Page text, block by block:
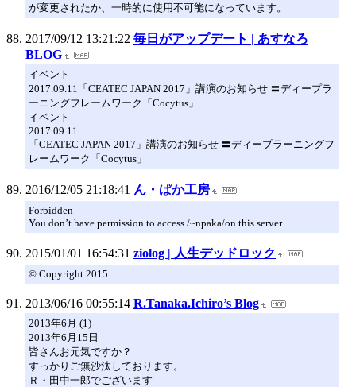
が変更されたか、一時的に使用不可能になっています。
2017/09/12 13:21:22 毎日がアップデート | あすなろ
BLOG
イベント
2017.09.11「CEATEC JAPAN 2017」講演のお知らせ 〓ディープラ
ーニングフレームワーク「Cocytus」
イベント
2017.09.11
「CEATEC JAPAN 2017」講演のお知らせ 〓ディープラーニングフ
レームワーク「Cocytus」
2016/12/05 21:18:41 ん・ぱか工房
Forbidden
You don’t have permission to access /~npaka/on this server.
2015/01/01 16:54:31 ziolog | 人生デッドロック
© Copyright 2015
2013/06/16 00:55:14 R.Tanaka.Ichiro’s Blog
2013年6月 (1)
2013年6月15日
皆さんお元気ですか？
すっかりご無沙汰しております。
Ｒ・田中一郎でございます